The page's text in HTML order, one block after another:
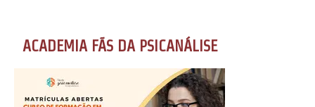
ACADEMIA FÃS DA PSICANÁLISE